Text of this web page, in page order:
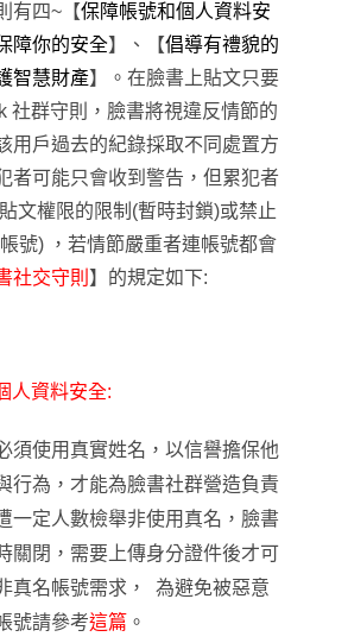
有四~ 【保障帳號和個人資料安
障你的安全】 、 【倡導有禮貌的
智慧財產】 。 在臉書上貼文只要
社群守則
， 臉書將視違反情節的
用戶過去的紀錄採取不同處置方
者可能只會收到警告，但累犯者
文權限的限制(暫時封鎖)或禁止
號) ， 若情節嚴重者連帳號都會
社交守則 】 的規定如下:
人資料安全:
須使用真實姓名 ， 以信譽擔保他
行為，才能為臉書社群營造負責
一定人數檢舉非使用真名 ， 臉書
關閉，需要上傳身分證件後才可
真名帳號需求 ，
為避免被惡意
號請參考這篇 。